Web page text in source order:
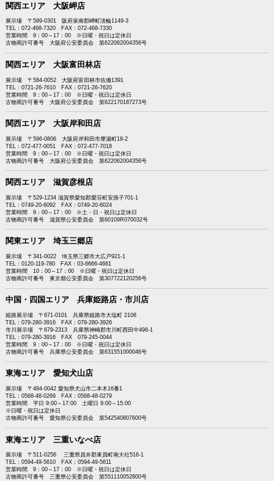
関西エリア 大阪岬店
展示場 〒599-0301 阪府泉南郡岬町淡輪1149-3
TEL：072-468-7320 FAX：072-468-7330
営業時間 9：00～17：00 ※日曜・祝日は定休日
古物商許可番号 大阪府公安委員会 第622062004356号
関西エリア 大阪富田林店
展示場 〒584-0052 大阪府富田林市佐備1391
TEL：0721-26-7610 FAX：0721-26-7620
営業時間 9：00～17：00 ※日曜・祝日は定休日
古物商許可番号 大阪府公安委員会 第622170187273号
関西エリア 大阪岸和田店
展示場 〒596-0806 大阪府岸和田市摩湯町18-2
TEL：072-477-0051 FAX：072-477-7018
営業時間 9：00～17：00 ※日曜・祝日は定休日
古物商許可番号 大阪府公安委員会 第622062004356号
関西エリア 滋賀彦根店
展示場 〒529-1234 滋賀県愛知郡愛荘町安孫子701-1
TEL：0749-20-6092 FAX：0749-20-6024
営業時間 9：00～17：00 ※土・日・祝日は定休日
古物商許可番号 滋賀県公安委員会 第60109R070032号
関東エリア 埼玉三郷店
展示場 〒341-0022 埼玉県三郷市大広戸921-1
TEL：0120-119-780 FAX：03-6666-4661
営業時間 10：00～17：00 ※日曜・祝日は定休日
古物商許可番号 東京都公安委員会 第307722120256号
中国・四国エリア 兵庫姫路店・市川店
姫路展示場 〒671-0101 兵庫県姫路市大塩町 2108
TEL：079-280-3916 FAX：079-280-3926
市川展示場 〒679-2313 兵庫県神崎郡市川町西田中498-1
TEL：079-280-3916 FAX 079-245-0044
営業時間 9：00～17：00 ※日曜・祝日は定休日
古物商許可番号 兵庫県公安委員会 第631551000046号
東海エリア 愛知犬山店
展示場 〒484-0042 愛知県犬山市二本木16番1
TEL：0568-48-0269 FAX：0568-48-0279
営業時間 平日 9:00～17:00 土曜日 9:00～15:00
※日曜・祝日は定休日
古物商許可番号 愛知県公安委員会 第542540807600号
東海エリア 三重いなべ店
展示場 〒511-0256 三重県員弁郡東員町南大社516-1
TEL：0594-49-5610 FAX：0594-49-5611
営業時間 9：00～17：00 ※日曜・祝日は定休日
古物商許可番号 三重県公安委員会 第551110052800号